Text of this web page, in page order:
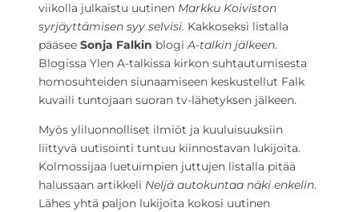
viikolla julkaistu uutinen Markku Koiviston
syrjäyttämisen syy selvisi. Kakkoseksi listalla
pääsee Sonja Falkin blogiA-talkin jälkeen.
Blogissa Ylen A-talkissa kirkon suhtautumisesta
homosuhteiden siunaamiseen keskustellut Falk
kuvaili tuntojaan suoran tv-lähetyksen jälkeen.
Myös yliluonnolliset ilmiöt ja kuuluisuuksiin
liittyvä uutisointi tuntuu kiinnostavan lukijoita.
Kolmossijaa luetuimpien juttujen listalla pitää
halussaan artikkeli Neljä autokuntaa näki enkelin.
Lähes yhtä paljon lukijoita kokosi uutinen